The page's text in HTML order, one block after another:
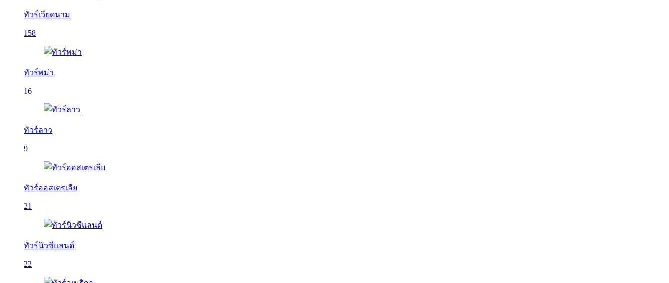
ทัวร์เวียดนาม
158
ทัวร์พม่า
16
ทัวร์ลาว
9
ทัวร์ออสเตรเลีย
21
ทัวร์นิวซีแลนด์
22